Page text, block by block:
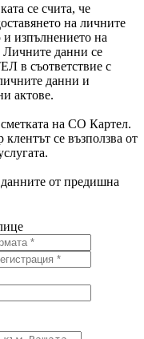
се счита, че
на личните
изпълнението на
данни се
в съответствие с
данни и
актове.
на СО Картел.
се възползва от
от предишна